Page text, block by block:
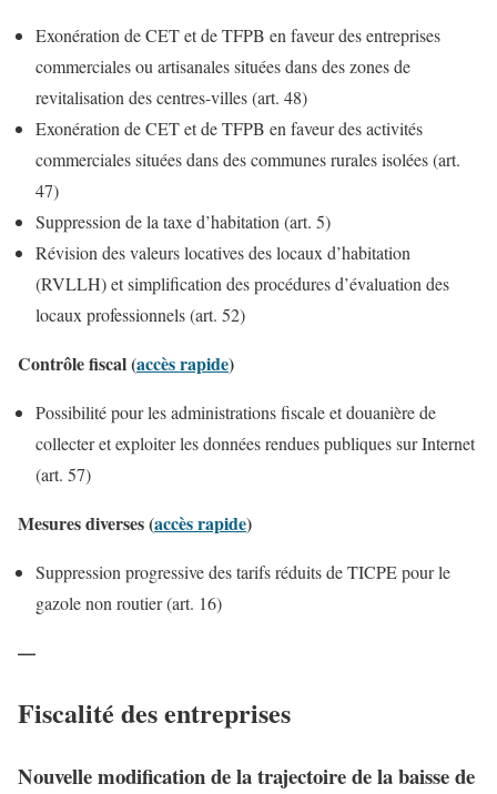
Exonération de CET et de TFPB en faveur des entreprises
commerciales ou artisanales situées dans des zones de
revitalisation des centres-villes (art. 48)
Exonération de CET et de TFPB en faveur des activités
commerciales situées dans des communes rurales isolées (art.
47)
Suppression de la taxe d’habitation (art. 5)
Révision des valeurs locatives des locaux d’habitation
(RVLLH) et simplification des procédures d’évaluation des
locaux professionnels (art. 52)
Contrôle fiscal (accès rapide)
Possibilité pour les administrations fiscale et douanière de
collecter et exploiter les données rendues publiques sur Internet
(art. 57)
Mesures diverses (accès rapide)
Suppression progressive des tarifs réduits de TICPE pour le
gazole non routier (art. 16)
—
Fiscalité des entreprises
Nouvelle modification de la trajectoire de la baisse de